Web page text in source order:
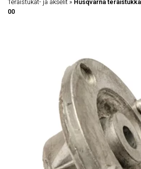
Teräistukat- ja akselit » Husqvarna
00